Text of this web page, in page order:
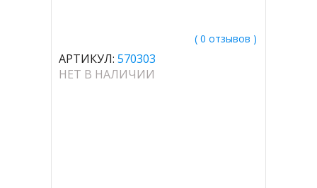
( 0 отзывов )
АРТИКУЛ: 570303
НЕТ В НАЛИЧИИ